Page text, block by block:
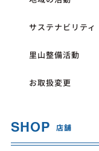
サステナビリティ
里山整備活動
お取扱変更
SHOP 店舗